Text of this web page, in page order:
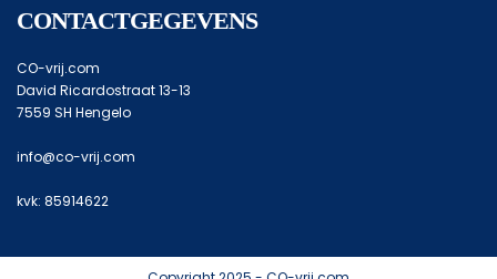
CONTACTGEGEVENS
CO-vrij.com
David Ricardostraat 13-13
7559 SH Hengelo
info@co-vrij.com
kvk: 85914622